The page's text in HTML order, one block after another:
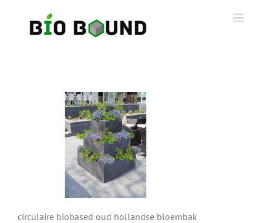
circulaire biobased oud hollandse bloembak